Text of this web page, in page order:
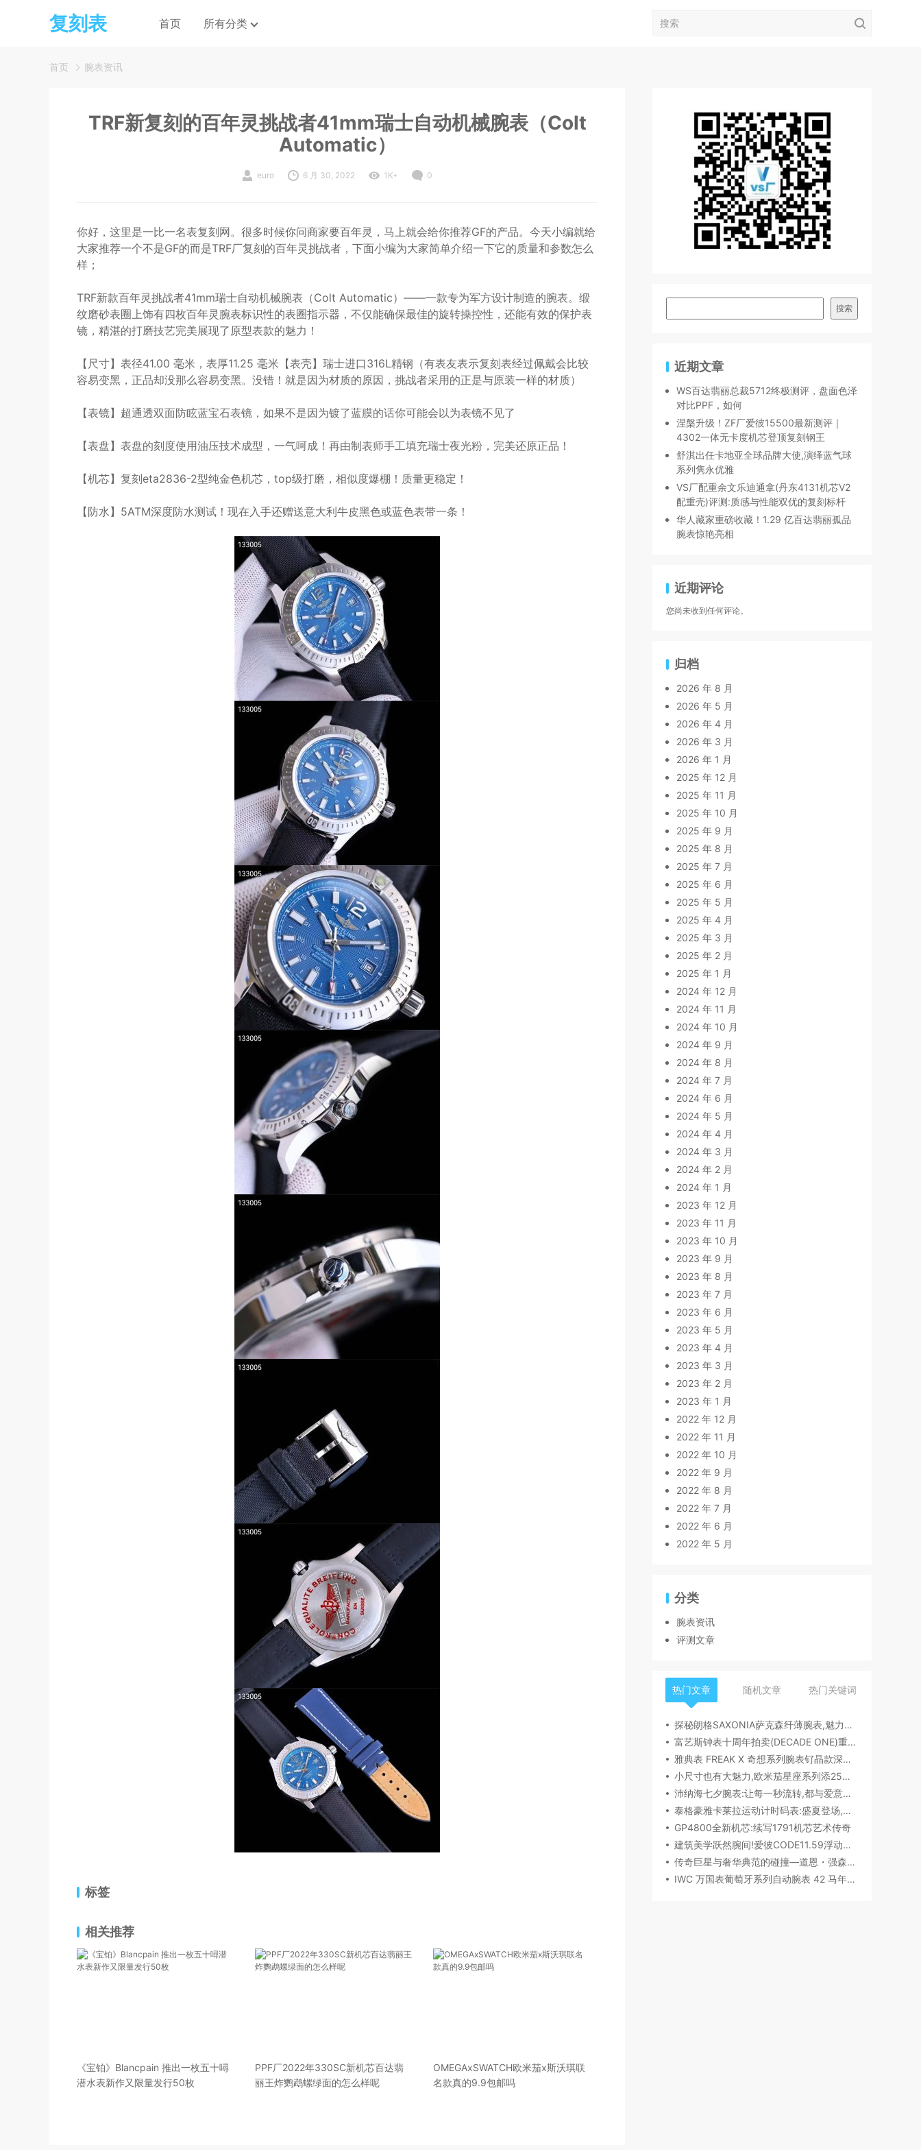
复刻表 首页 所有分类
首页 腕表资讯
TRF新复刻的百年灵挑战者41mm瑞士自动机械腕表（Colt
Automatic）
euro 6 月 30, 2022 1K+ 0
你好，这里是一比一名表复刻网。很多时候你问商家要百年灵，马上就会给你推荐GF的产品。今天小编就给
大家推荐一个不是GF的而是TRF厂复刻的百年灵挑战者，下面小编为大家简单介绍一下它的质量和参数怎么
样；
TRF新款百年灵挑战者41mm瑞士自动机械腕表（Colt Automatic）——一款专为军方设计制造的腕表。缎
纹磨砂表圈上饰有四枚百年灵腕表标识性的表圈指示器，不仅能确保最佳的旋转操控性，还能有效的保护表
镜，精湛的打磨技艺完美展现了原型表款的魅力！
【尺寸】表径41.00 毫米，表厚11.25 毫米【表壳】瑞士进口316L精钢（有表友表示复刻表经过佩戴会比较
容易变黑，正品却没那么容易变黑。没错！就是因为材质的原因，挑战者采用的正是与原装一样的材质）
【表镜】超通透双面防眩蓝宝石表镜，如果不是因为镀了蓝膜的话你可能会以为表镜不见了
【表盘】表盘的刻度使用油压技术成型，一气呵成！再由制表师手工填充瑞士夜光粉，完美还原正品！
【机芯】复刻eta2836-2型纯金色机芯，top级打磨，相似度爆棚！质量更稳定！
【防水】5ATM深度防水测试！现在入手还赠送意大利牛皮黑色或蓝色表带一条！
标签
相关推荐
《宝铂》Blancpain 推出一枚五十噚
潜水表新作又限量发行50枚
PPF厂2022年330SC新机芯百达翡
丽王炸鹦鹉螺绿面的怎么样呢
OMEGAxSWATCH欧米茄x斯沃琪联
名款真的9.9包邮吗
搜索
近期文章
WS百达翡丽总裁5712终极测评，盘面色泽
对比PPF，如何
涅槃升级！ZF厂爱彼15500最新测评｜
4302一体无卡度机芯登顶复刻钢王
舒淇出任卡地亚全球品牌大使,演绎蓝气球
系列隽永优雅
VS厂配重余文乐迪通拿(丹东4131机芯V2
配重壳)评测:质感与性能双优的复刻标杆
华人藏家重磅收藏！1.29 亿百达翡丽孤品
腕表惊艳亮相
近期评论
您尚未收到任何评论。
归档
2026 年 8 月
2026 年 5 月
2026 年 4 月
2026 年 3 月
2026 年 1 月
2025 年 12 月
2025 年 11 月
2025 年 10 月
2025 年 9 月
2025 年 8 月
2025 年 7 月
2025 年 6 月
2025 年 5 月
2025 年 4 月
2025 年 3 月
2025 年 2 月
2025 年 1 月
2024 年 12 月
2024 年 11 月
2024 年 10 月
2024 年 9 月
2024 年 8 月
2024 年 7 月
2024 年 6 月
2024 年 5 月
2024 年 4 月
2024 年 3 月
2024 年 2 月
2024 年 1 月
2023 年 12 月
2023 年 11 月
2023 年 10 月
2023 年 9 月
2023 年 8 月
2023 年 7 月
2023 年 6 月
2023 年 5 月
2023 年 4 月
2023 年 3 月
2023 年 2 月
2023 年 1 月
2022 年 12 月
2022 年 11 月
2022 年 10 月
2022 年 9 月
2022 年 8 月
2022 年 7 月
2022 年 6 月
2022 年 5 月
分类
腕表资讯
评测文章
热门文章 随机文章 热门关键词
探秘朗格SAXONIA萨克森纤薄腕表,魅力究竟何在？
富艺斯钟表十周年拍卖(DECADE ONE)重磅登场:首枚百达翡丽1518精钢腕表领衔呈献
雅典表 FREAK X 奇想系列腕表钌晶款深度解读​
小尺寸也有大魅力,欧米茄星座系列添25mm/28mm新作,精致感拉满
沛纳海七夕腕表:让每一秒流转,都与爱意同行
泰格豪雅卡莱拉运动计时码表:盛夏登场,精密机械诠释极速魅力
GP4800全新机芯:续写1791机芯艺术传奇
建筑美学跃然腕间!爱彼CODE11.59浮动陀飞轮镂空表,解锁时间律动新形态
传奇巨星与奢华典范的碰撞—道恩・强森佩戴 Chopard萧邦腕表珠宝亮相威尼斯电影节
IWC 万国表葡萄牙系列自动腕表 42 马年特别版：以时计之美，致敬农历新年​